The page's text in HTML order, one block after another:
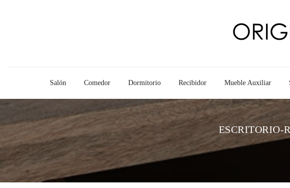
Salón Comedor Dormitorio Recibidor Mueble Auxiliar
ESCRITORIO-